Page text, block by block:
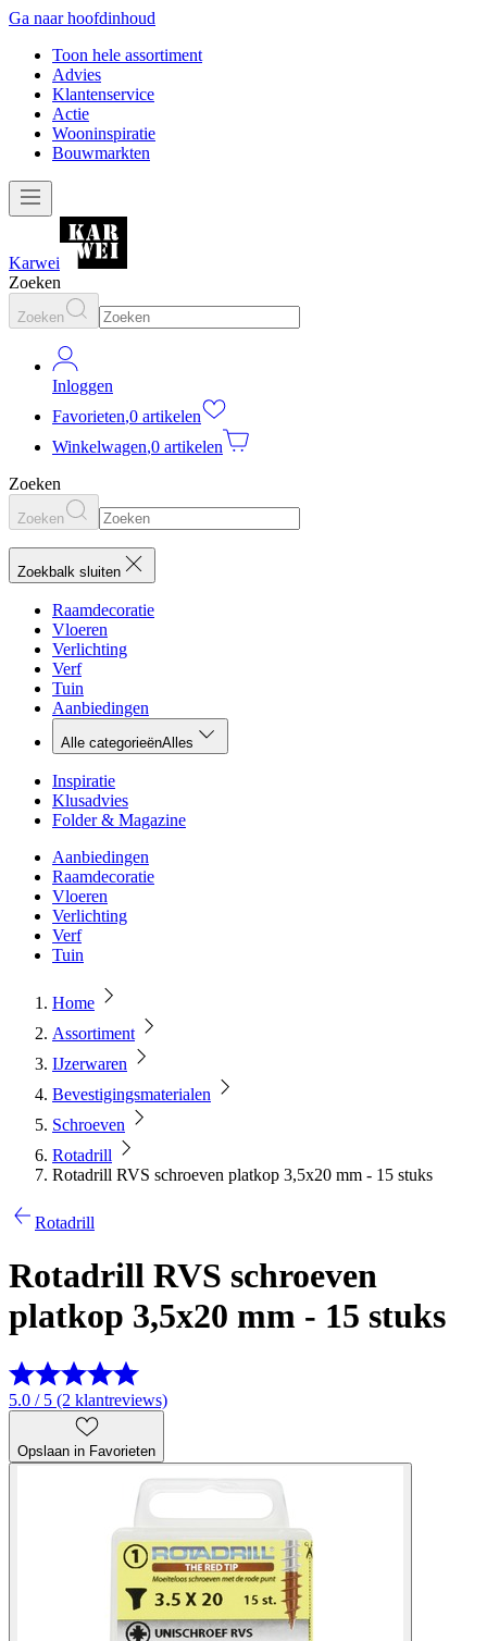
Ga naar hoofdinhoud
Toon hele assortiment
Advies
Klantenservice
Actie
Wooninspiratie
Bouwmarkten
Karwei
Zoeken
Zoeken
Inloggen
Favorieten,0 artikelen
Winkelwagen,0 artikelen
Zoeken
Zoeken
Zoekbalk sluiten
Raamdecoratie
Vloeren
Verlichting
Verf
Tuin
Aanbiedingen
Alle categorieënAlles
Inspiratie
Klusadvies
Folder & Magazine
Aanbiedingen
Raamdecoratie
Vloeren
Verlichting
Verf
Tuin
Home
Assortiment
IJzerwaren
Bevestigingsmaterialen
Schroeven
Rotadrill
Rotadrill RVS schroeven platkop 3,5x20 mm - 15 stuks
Rotadrill
Rotadrill RVS schroeven
platkop 3,5x20 mm - 15 stuks
5.0 / 5 (2 klantreviews)
Opslaan in Favorieten